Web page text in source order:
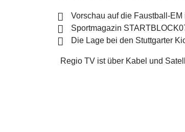
Vorschau auf die Faustball-
Sportmagazin
Die Lage bei den Stuttgarter
Regio TV ist über Kabel und